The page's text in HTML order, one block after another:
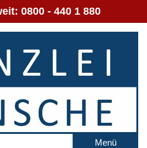
0800 - 440 1 880
Menü